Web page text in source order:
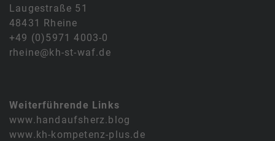
Laugestraße 51
48431 Rheine
+49 (0)5971 4003-0
rheine@kh-st-waf.de
Weiterführende Links
www.handaufsherz.blog
www.kh-kompetenz-plus.de